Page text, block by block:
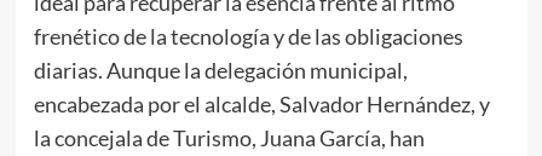
frenético de la tecnología y de las obligaciones
diarias. Aunque la delegación municipal,
encabezada por el alcalde, Salvador Hernández, y
la concejala de Turismo, Juana García, han